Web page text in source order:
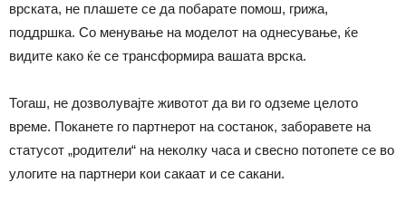
врската, не плашете се да побарате помош, грижа,
поддршка. Со менување на моделот на однесување, ќе
видите како ќе се трансформира вашата врска.
Тогаш, не дозволувајте животот да ви го одземе целото
време. Поканете го партнерот на состанок, заборавете на
статусот „родители“ на неколку часа и свесно потопете се во
улогите на партнери кои сакаат и се сакани.